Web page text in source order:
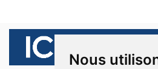
Nous